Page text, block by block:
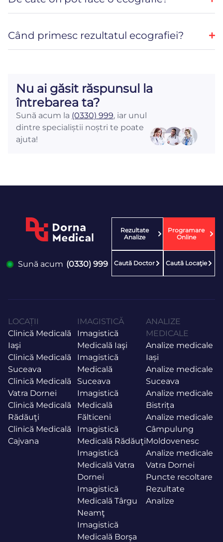
Când primesc rezultatul ecografiei?
Nu ai găsit răspunsul la
întrebarea ta?
Sună acum la (0330) 999, iar unul
dintre specialiștii noștri te poate
ajuta!
Sună acum (0330) 999
Rezultate
Analize
Programare
Online
Caută Doctor Caută Locaţie
LOCAȚII
Clinică Medicală
Iaşi
Clinică Medicală
Suceava
Clinică Medicală
Vatra Dornei
Clinică Medicală
Rădăuţi
Clinică Medicală
Cajvana
IMAGISTICĂ
Imagistică
Medicală Iaşi
Imagistică
Medicală
Suceava
Imagistică
Medicală
Fălticeni
Imagistică
Medicală Rădăuţi
Imagistică
Medicală Vatra
Dornei
Imagistică
Medicală Târgu
Neamţ
Imagistică
Medicală Borşa
ANALIZE
MEDICALE
Analize medicale
Iași
Analize medicale
Suceava
Analize medicale
Bistrița
Analize medicale
Câmpulung
Moldovenesc
Analize medicale
Vatra Dornei
Puncte recoltare
Rezultate
Analize